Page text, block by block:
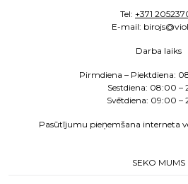
Tel: +371
E-mail:
Darba laiks
Pirmdiena – Piektdiena:
Sestdiena: 08:00 –
Svētdiena: 09:00 –
Pasūtījumu pieņemšana interneta
SEKO MUMS